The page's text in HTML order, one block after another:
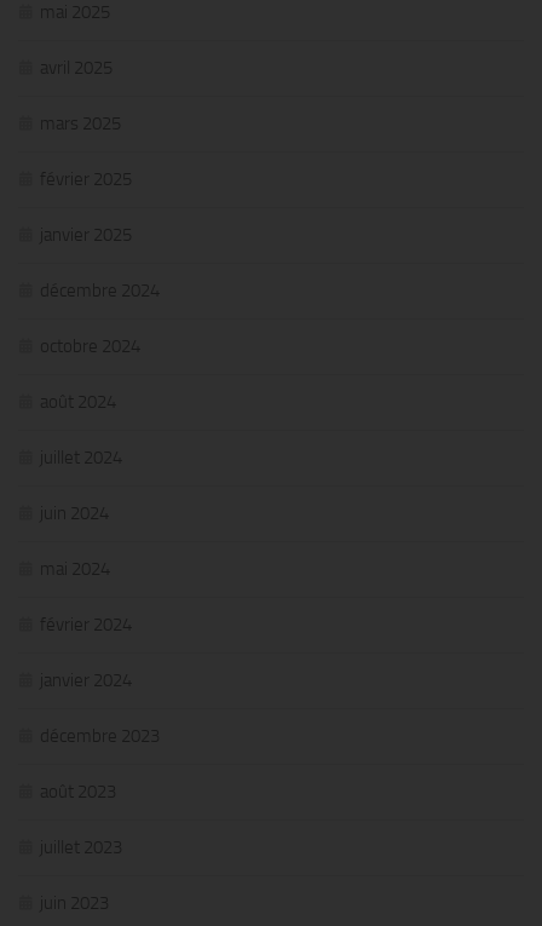
mai 2025
avril 2025
mars 2025
février 2025
janvier 2025
décembre 2024
octobre 2024
août 2024
juillet 2024
juin 2024
mai 2024
février 2024
janvier 2024
décembre 2023
août 2023
juillet 2023
juin 2023